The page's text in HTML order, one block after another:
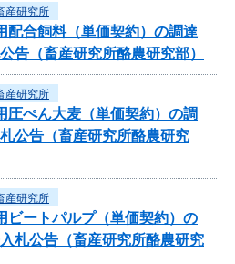
産研究所
配合飼料（単価契約）の調達
告（畜産研究所酪農研究部）
産研究所
圧ぺん大麦（単価契約）の調
公告（畜産研究所酪農研究
産研究所
ビートパルプ（単価契約）の
札公告（畜産研究所酪農研究